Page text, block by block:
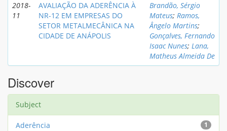
2018-
11
AVALIAÇÃO DA ADERÊNCIA À
NR-12 EM EMPRESAS DO
SETOR METALMECÂNICA NA
CIDADE DE ANÁPOLIS
Brandão, Sérgio
Mateus; Ramos,
Ângelo Martins;
Gonçalves, Fernando
Isaac Nunes; Lana,
Matheus Almeida De
Discover
Subject
1
Aderência